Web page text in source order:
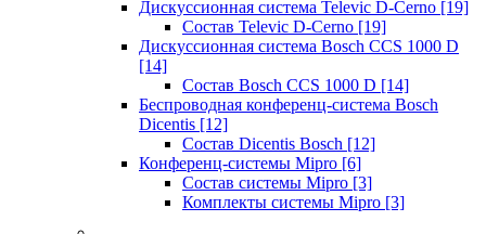
Дискуссионная система Televic D-Cerno [19]
Состав Televic D-Cerno [19]
Дискуссионная система Bosch CCS 1000 D
[14]
Состав Bosch CCS 1000 D [14]
Беспроводная конференц-система Bosch
Dicentis [12]
Состав Dicentis Bosch [12]
Конференц-системы Mipro [6]
Состав системы Mipro [3]
Комплекты системы Mipro [3]